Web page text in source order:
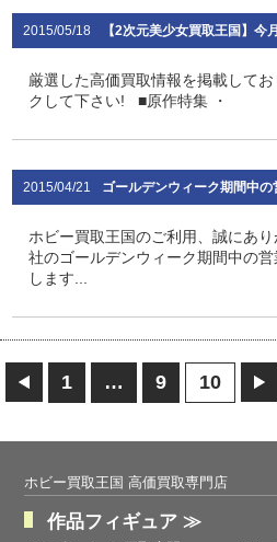
2015/05/18 【2次元美少女買取王国】今
厳選した高価買取情報を掲載して
クして下さい! ■原作特集 ・
2015/04/21 ゴールデンウィーク期間中
ホビー買取王国のご利用、誠にあ
社のゴールデンウィーク期間中の
します...
1 … 9 10
ホビー買取王国 高価買取専門店
作品フィギュア ≫